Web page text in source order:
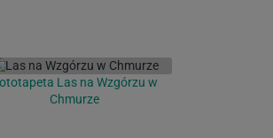
Las na Wzgórzu w
Chmurze